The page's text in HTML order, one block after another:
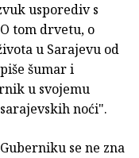
usporediv s
tom drvetu, o
u Sarajevu od
šumar i
u svojemu
noći".
se ne zna